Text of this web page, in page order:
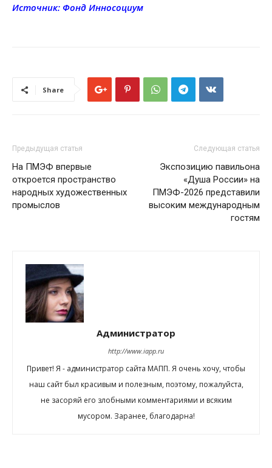
Источник: Фонд Инносоциум
Share
Предыдущая статья
На ПМЭФ впервые
откроется пространство
народных художественных
промыслов
Следующая статья
Экспозицию павильона
«Душа России» на
ПМЭФ-2026 представили
высоким международным
гостям
Администратор
http://www.iapp.ru
Привет! Я - администратор сайта МАПП. Я очень хочу, чтобы
наш сайт был красивым и полезным, поэтому, пожалуйста,
не засоряй его злобными комментариями и всяким
мусором. Заранее, благодарна!